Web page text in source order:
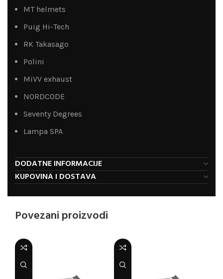
MT helmets
Puig Hi-Tech
RK Takasago
Polini
MiVV exhaust
NORDCODE
Seventy Degrees
Lampa SPA
DODATNE INFORMACIJE
KUPOVINA I DOSTAVA
Povezani proizvodi